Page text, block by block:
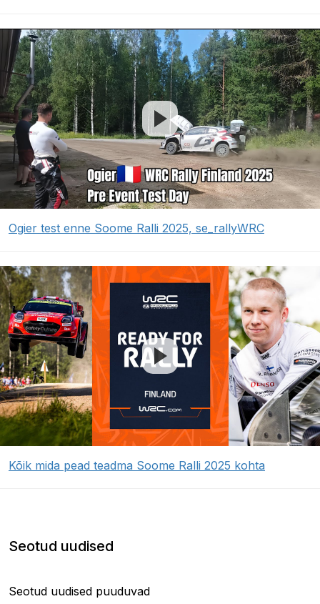
Ogier test enne Soome Ralli 2025, se_rallyWRC
Kõik mida pead teadma Soome Ralli 2025 kohta
Seotud uudised
Seotud uudised puuduvad